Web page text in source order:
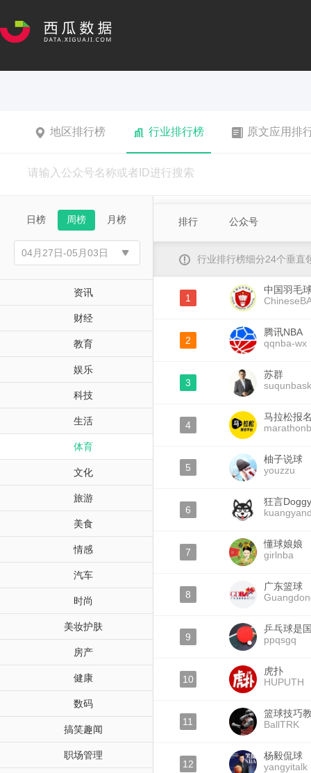
地区排行榜 行业排行榜 原文应用排
日榜 周榜 月榜
资讯
财经
教育
娱乐
科技
生活
体育
文化
旅游
美食
情感
汽车
时尚
美妆护肤
房产
健康
数码
搞笑趣闻
职场管理
排行 公众号
行业排行榜细分24个垂直
1
中国羽毛
2
腾讯NBA
qqnba-wx
3
苏群
4
马拉松报
5
柚子说球
youzzu
6
狂言Doggy
7
懂球娘娘
girlnba
8
广东篮球
9
乒乓球是
ppqsgq
10
虎扑
HUPUTH
11
篮球技巧
BallTRK
12
杨毅侃球
yangyitalk